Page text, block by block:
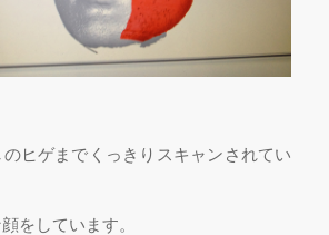
ヒゲまでくっきりスキャンされてい
をしています。